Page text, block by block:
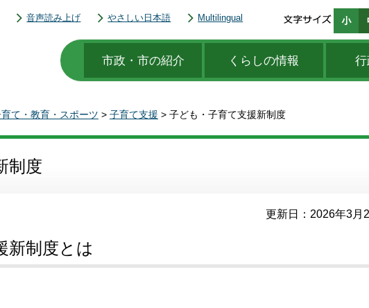
音声読み上げ やさしい日本語 Multilingual
市政・市の紹介 くらしの情報
て・教育・スポーツ > 子育て支援 > 子ども・子育て支援新制度
制度
更新日：2026年3月
新制度とは